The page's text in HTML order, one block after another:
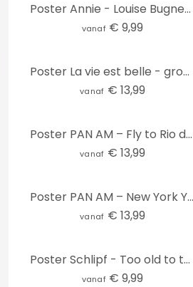
Poster Annie - Louise Bugnet Rose
vanaf € 9,99
Poster La vie est belle - groen
vanaf € 13,99
Poster PAN AM – Fly to Rio de Janeiro
vanaf € 13,99
Poster PAN AM – New York Yellow Taxi Cab
vanaf € 13,99
Poster Schlipf - Too old to travel
vanaf € 9,99